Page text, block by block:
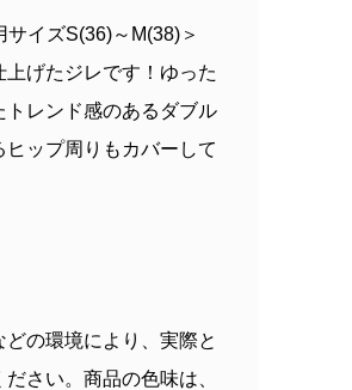
イズS(36)～M(38)＞
げたジレです！ゆった
トレンド感のあるダブル
ップ周りもカバーして
の環境により、実際と
さい。商品の色味は、